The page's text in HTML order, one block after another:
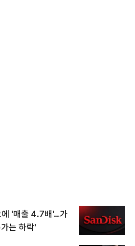
에 '매출 4.7배'…가
는 하락'